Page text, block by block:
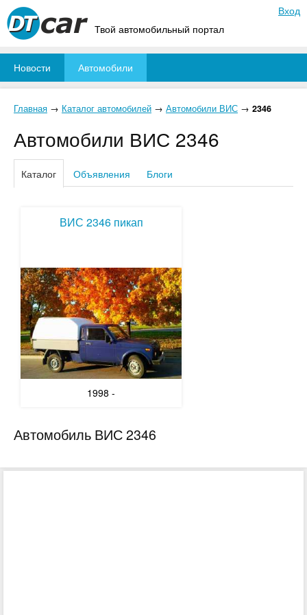
Твой автомобильный портал
Вход
Новости Автомобили
Главная → Каталог автомобилей → Автомобили ВИС → 2346
Автомобили ВИС 2346
Каталог Объявления Блоги
ВИС 2346 пикап
1998 -
Автомобиль ВИС 2346